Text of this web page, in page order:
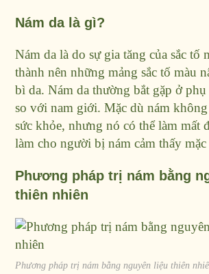
Nám da là gì?
Nám dalà do sự gia tăng của sắc tố
thành nên những mảng sắc tố màu
bì da. Nám da thường bắt gặp ở
so với nam giới.Mặc dù nám
sức khỏe, nhưng nó có thể làm mất
làm cho người bị nám cảm thấy mặc
Phương pháp trị nám bằng
thiên nhiên
Phương pháp trị nám bằng nguyên liệu thiên